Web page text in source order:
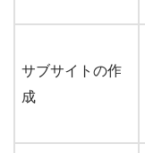
サブサイトの作
成